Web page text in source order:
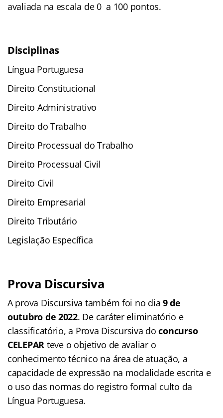
avaliada na escala de 0 a 100 pontos.
Disciplinas
Língua Portuguesa
Direito Constitucional
Direito Administrativo
Direito do Trabalho
Direito Processual do Trabalho
Direito Processual Civil
Direito Civil
Direito Empresarial
Direito Tributário
Legislação Específica
Prova Discursiva
A prova Discursiva também foi no dia9 de
outubro de 2022. De caráter eliminatório e
classificatório, a Prova Discursiva doconcurso
CELEPAR teve o objetivo de avaliar o
conhecimento técnico na área de atuação, a
capacidade de expressão na modalidade escrita e
o uso das normas do registro formal culto da
Língua Portuguesa.